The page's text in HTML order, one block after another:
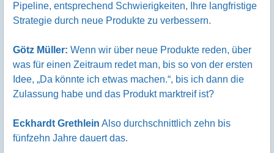
Pipeline, entsprechend Schwierigkeiten, Ihre langfristige
Strategie durch neue Produkte zu verbessern.
Götz Müller: Wenn wir über neue Produkte reden, über
was für einen Zeitraum redet man, bis so von der ersten
Idee, „Da könnte ich etwas machen.“, bis ich dann die
Zulassung habe und das Produkt marktreif ist?
Eckhardt Grethlein Also durchschnittlich zehn bis
fünfzehn Jahre dauert das.